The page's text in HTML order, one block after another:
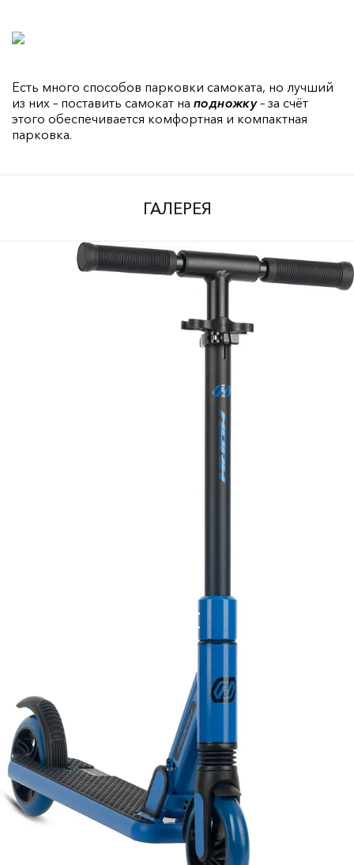
Есть много способов парковки самоката, но лучший
из них – поставить самокат на подножку– за счёт
этого обеспечивается комфортная и компактная
парковка.
ГАЛЕРЕЯ